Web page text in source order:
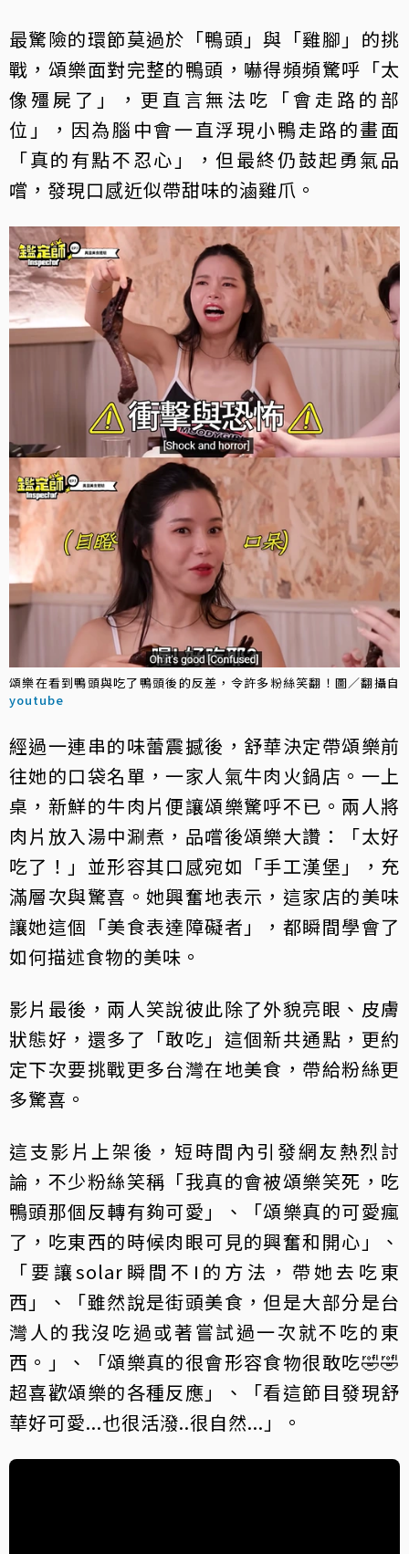
最驚險的環節莫過於「鴨頭」與「雞腳」的挑
戰，頌樂面對完整的鴨頭，嚇得頻頻驚呼「太
像殭屍了」，更直言無法吃「會走路的部
位」，因為腦中會一直浮現小鴨走路的畫面
「真的有點不忍心」，但最終仍鼓起勇氣品
嚐，發現口感近似帶甜味的滷雞爪。
頌樂在看到鴨頭與吃了鴨頭後的反差，令許多粉絲笑翻！圖／翻攝自
youtube
經過一連串的味蕾震撼後，舒華決定帶頌樂前
往她的口袋名單，一家人氣牛肉火鍋店。一上
桌，新鮮的牛肉片便讓頌樂驚呼不已。兩人將
肉片放入湯中涮煮，品嚐後頌樂大讚：「太好
吃了！」並形容其口感宛如「手工漢堡」，充
滿層次與驚喜。她興奮地表示，這家店的美味
讓她這個「美食表達障礙者」，都瞬間學會了
如何描述食物的美味。
影片最後，兩人笑說彼此除了外貌亮眼、皮膚
狀態好，還多了「敢吃」這個新共通點，更約
定下次要挑戰更多台灣在地美食，帶給粉絲更
多驚喜。
這支影片上架後，短時間內引發網友熱烈討
論，不少粉絲笑稱「我真的會被頌樂笑死，吃
鴨頭那個反轉有夠可愛」、「頌樂真的可愛瘋
了，吃東西的時候肉眼可見的興奮和開心」、
「要讓solar瞬間不I的方法，帶她去吃東
西」、「雖然說是街頭美食，但是大部分是台
灣人的我沒吃過或著嘗試過一次就不吃的東
西。」、「頌樂真的很會形容食物很敢吃🤣🤣
超喜歡頌樂的各種反應」、「看這節目發現舒
華好可愛...也很活潑..很自然...」。